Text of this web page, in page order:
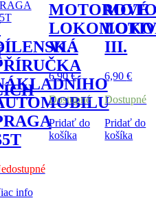
info
MOTOROVÉ
VI.
6,90€
Dostupné
Pridať do
košíka
III.
6,90€
Dostupné
Pridať do
košíka